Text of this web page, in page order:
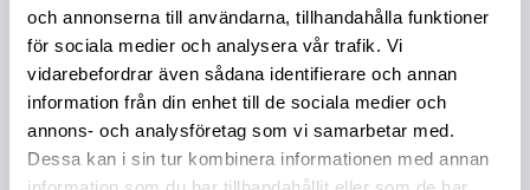
och annonserna till användarna, tillhandahålla funktioner
för sociala medier och analysera vår trafik. Vi
vidarebefordrar även sådana identifierare och annan
information från din enhet till de sociala medier och
annons- och analysföretag som vi samarbetar med.
Dessa kan i sin tur kombinera informationen med annan
Liknande produkter